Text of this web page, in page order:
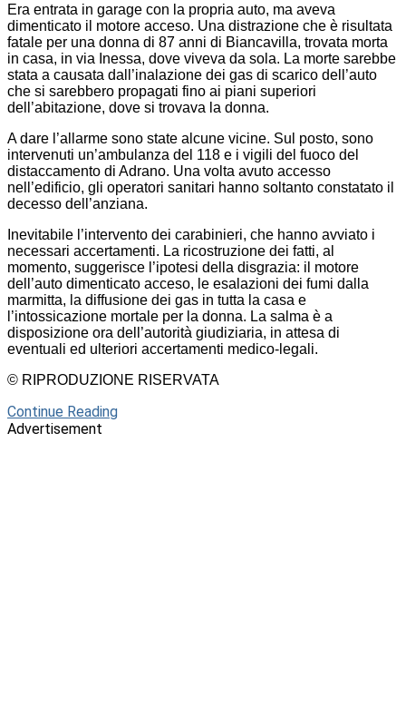
Era entrata in garage con la propria auto, ma aveva
dimenticato il motore acceso. Una distrazione che è risultata
fatale per una donna di 87 anni di Biancavilla, trovata morta
in casa, in via Inessa, dove viveva da sola. La morte sarebbe
stata a causata dall’inalazione dei gas di scarico dell’auto
che si sarebbero propagati fino ai piani superiori
dell’abitazione, dove si trovava la donna.
A dare l’allarme sono state alcune vicine. Sul posto, sono
intervenuti un’ambulanza del 118 e i vigili del fuoco del
distaccamento di Adrano. Una volta avuto accesso
nell’edificio, gli operatori sanitari hanno soltanto constatato il
decesso dell’anziana.
Inevitabile l’intervento dei carabinieri, che hanno avviato i
necessari accertamenti. La ricostruzione dei fatti, al
momento, suggerisce l’ipotesi della disgrazia: il motore
dell’auto dimenticato acceso, le esalazioni dei fumi dalla
marmitta, la diffusione dei gas in tutta la casa e
l’intossicazione mortale per la donna. La salma è a
disposizione ora dell’autorità giudiziaria, in attesa di
eventuali ed ulteriori accertamenti medico-legali.
© RIPRODUZIONE RISERVATA
Continue Reading
Advertisement